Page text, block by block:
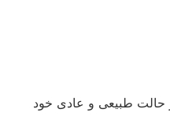
حالت طبیعی و عادی خود